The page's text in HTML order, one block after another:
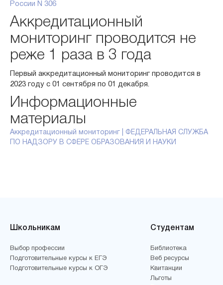
России N 306
Аккредитационный
мониторинг проводится не
реже 1 раза в 3 года
Первый аккредитационный мониторинг проводится в
2023 году c 01 сентября по 01 декабря.
Информационные
материалы
Аккредитационный мониторинг | ФЕДЕРАЛЬНАЯ СЛУЖБА
ПО НАДЗОРУ В СФЕРЕ ОБРАЗОВАНИЯ И НАУКИ
Школьникам
Выбор профессии
Подготовительные курсы к ЕГЭ
Подготовительные курсы к ОГЭ
Студентам
Библиотека
Веб ресурсы
Квитанции
Льготы